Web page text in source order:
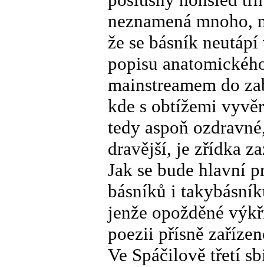
neznamená mnoho,
že se básník
popisu
mainstreamem do
kde s obtížemi
tedy aspoň
dravější, je zřídka
Jak se bude hlavní
básníků i
jenže opožděné
poezii přísně
Ve Spáčilově třetí